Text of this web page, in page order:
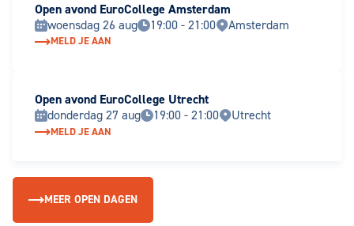
Open avond EuroCollege Amsterdam
Amsterdam
woensdag 26 aug 19:00 - 21:00
MELD JE AAN
Open avond EuroCollege Utrecht
Utrecht
donderdag 27 aug 19:00 - 21:00
MELD JE AAN
MEER OPEN DAGEN